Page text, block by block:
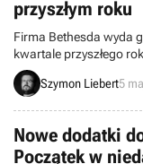
przyszłym roku
Firma Bethesda wyda
kwartale przyszłego
Entertainment zyskała
wiedzieliśmy od
Szymon Liebert5
Nowe dodatki
Początek w